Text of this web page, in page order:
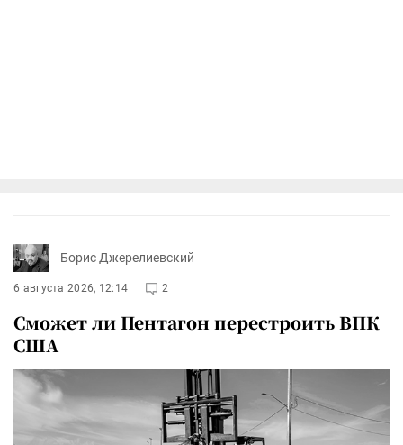
Борис Джерелиевский
6 августа 2026, 12:14 2
Сможет ли Пентагон перестроить ВПК
США